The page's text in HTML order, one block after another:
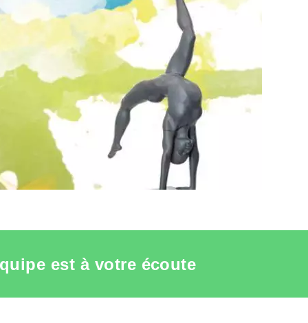
est à votre écoute